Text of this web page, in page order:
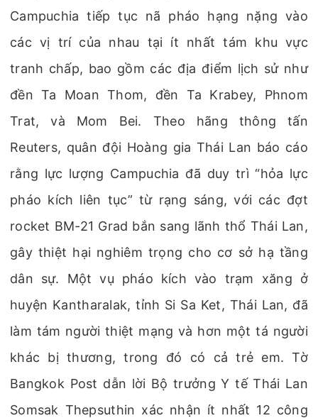
Campuchia tiếp tục nã pháo hạng nặng vào
các vị trí của nhau tại ít nhất tám khu vực
tranh chấp, bao gồm các địa điểm lịch sử như
đền Ta Moan Thom, đền Ta Krabey, Phnom
Trat, và Mom Bei. Theo hãng thông tấn
Reuters, quân đội Hoàng gia Thái Lan báo cáo
rằng lực lượng Campuchia đã duy trì “hỏa lực
pháo kích liên tục” từ rạng sáng, với các đợt
rocket BM-21 Grad bắn sang lãnh thổ Thái Lan,
gây thiệt hại nghiêm trọng cho cơ sở hạ tầng
dân sự. Một vụ pháo kích vào trạm xăng ở
huyện Kantharalak, tỉnh Si Sa Ket, Thái Lan, đã
làm tám người thiệt mạng và hơn một tá người
khác bị thương, trong đó có cả trẻ em. Tờ
Bangkok Post dẫn lời Bộ trưởng Y tế Thái Lan
Somsak Thepsuthin xác nhận ít nhất 12 công